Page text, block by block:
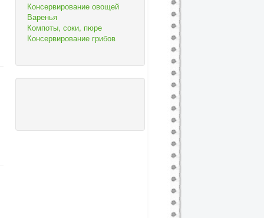
Консервирование овощей
Варенья
Компоты, соки, пюре
Консервирование грибов